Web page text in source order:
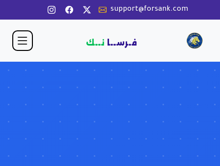
support@forsank.com
فـرســا نــك